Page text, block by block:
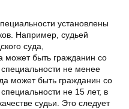
установлены
Например, судьей
суда,
может быть гражданин со
не менее
может быть гражданин со
не 15 лет, в
судьи. Это следует